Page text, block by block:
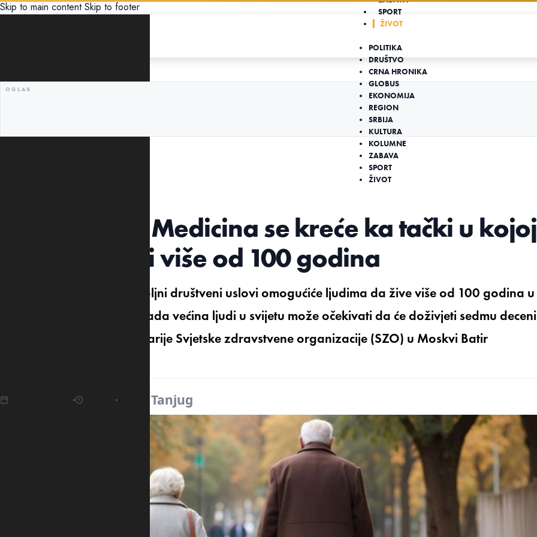
Skip to main content Skip to footer
SPORT
ŽIVOT
POLITIKA
DRUŠTVO
CRNA HRONIKA
GLOBUS
EKONOMIJA
REGION
SRBIJA
KULTURA
KOLUMNE
ZABAVA
SPORT
ŽIVOT
SZO u Rusiji: Medicina se kreće ka tački u kojoj
će ljudi živjeti više od 100 godina
Napredak medicine i povoljni društveni uslovi omogućiće ljudima da žive više od 100 godina u
bliskoj budućnosti, a već sada većina ljudi u svijetu može očekivati da će doživjeti sedmu
izjavio je danas šef kancelarije Svjetske zdravstvene organizacije (SZO) u Moskvi Batir
Tanjug